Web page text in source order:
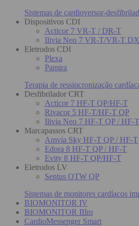
Sistemas de cardioversor-
Dispositivos CDI
Acticor 7 VR-T / DR-T
Ilivia Neo 7 VR-T/VR-T
Eletrodos CDI
Plexa
Pamira
Terapia de ressincronização
Desfibrilador CRT
Acticor 7 HF-T QP/HF-T
Rivacor 5 HF-T/HF-T QP
Ilivia Neo 7 HF-T QP / HF-T
Marcapassos CRT
Amvia Sky HF-T QP / HF-T
Edora 8 HF-T QP / HF-T
Evity 8 HF-T QP/HF-T
Eletrodos LV
Sentus OTW QP
Sistemas de monitores cardíacos
BIOMONITOR IV
BIOMONITOR IIIm
CardioMessenger Smart